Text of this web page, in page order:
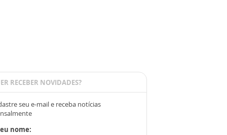
RECEBER NOVIDADES?
seu e-mail e receba notícias
nome: